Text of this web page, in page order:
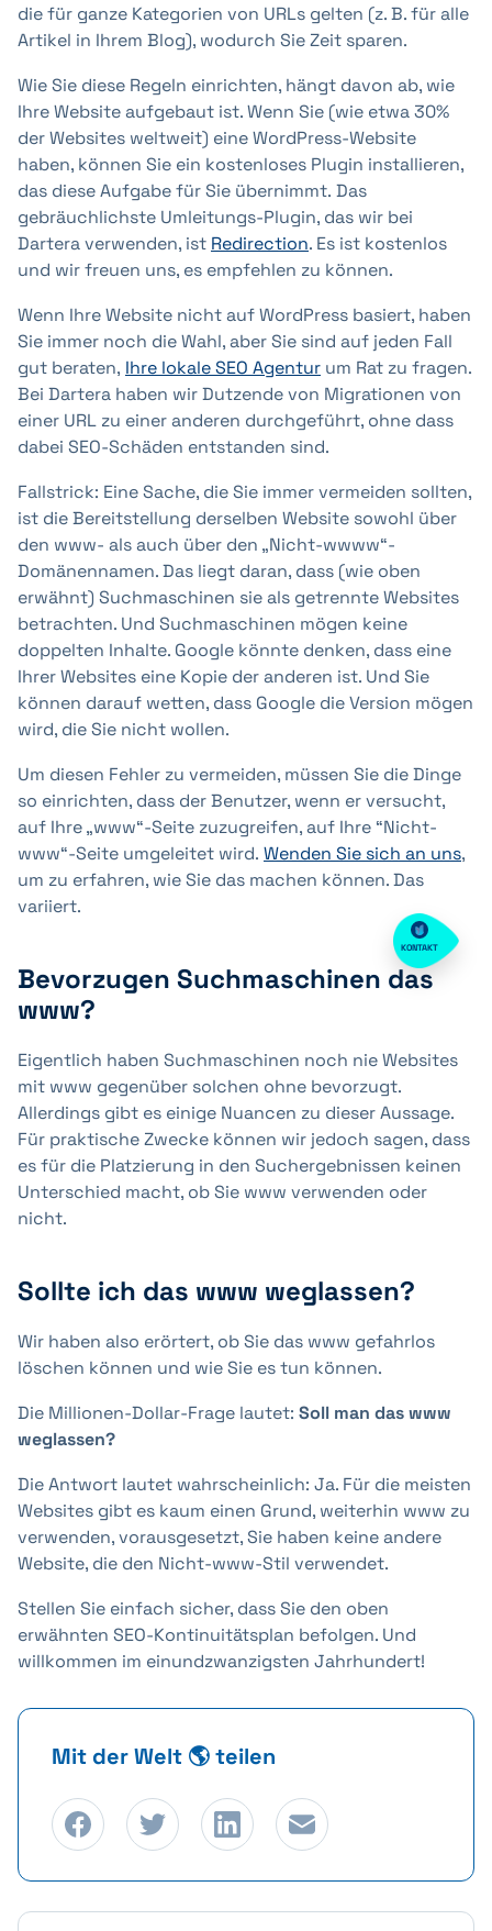
die für ganze Kategorien von URLs gelten (z. B. für alle
Artikel in Ihrem Blog), wodurch Sie Zeit sparen.
Wie Sie diese Regeln einrichten, hängt davon ab, wie
Ihre Website aufgebaut ist. Wenn Sie (wie etwa 30%
der Websites weltweit) eine WordPress-Website
haben, können Sie ein kostenloses Plugin installieren,
das diese Aufgabe für Sie übernimmt. Das
gebräuchlichste Umleitungs-Plugin, das wir bei
Dartera verwenden, ist Redirection. Es ist kostenlos
und wir freuen uns, es empfehlen zu können.
Wenn Ihre Website nicht auf WordPress basiert, haben
Sie immer noch die Wahl, aber Sie sind auf jeden Fall
gut beraten, Ihre lokale SEO Agentur um Rat zu fragen.
Bei Dartera haben wir Dutzende von Migrationen von
einer URL zu einer anderen durchgeführt, ohne dass
dabei SEO-Schäden entstanden sind.
Fallstrick: Eine Sache, die Sie immer vermeiden sollten,
ist die Bereitstellung derselben Website sowohl über
den www- als auch über den „Nicht-wwww“-
Domänennamen. Das liegt daran, dass (wie oben
erwähnt) Suchmaschinen sie als getrennte Websites
betrachten. Und Suchmaschinen mögen keine
doppelten Inhalte. Google könnte denken, dass eine
Ihrer Websites eine Kopie der anderen ist. Und Sie
können darauf wetten, dass Google die Version mögen
wird, die Sie nicht wollen.
Um diesen Fehler zu vermeiden, müssen Sie die Dinge
so einrichten, dass der Benutzer, wenn er versucht,
auf Ihre „www“-Seite zuzugreifen, auf Ihre “Nicht-
www“-Seite umgeleitet wird. Wenden Sie sich an uns,
um zu erfahren, wie Sie das machen können. Das
variiert.
Bevorzugen Suchmaschinen das
www?
Eigentlich haben Suchmaschinen noch nie Websites
mit www gegenüber solchen ohne bevorzugt.
Allerdings gibt es einige Nuancen zu dieser Aussage.
Für praktische Zwecke können wir jedoch sagen, dass
es für die Platzierung in den Suchergebnissen keinen
Unterschied macht, ob Sie www verwenden oder
nicht.
Sollte ich das www weglassen?
Wir haben also erörtert, ob Sie das www gefahrlos
löschen können und wie Sie es tun können.
Die Millionen-Dollar-Frage lautet: Soll man das www
weglassen?
Die Antwort lautet wahrscheinlich: Ja. Für die meisten
Websites gibt es kaum einen Grund, weiterhin www zu
verwenden, vorausgesetzt, Sie haben keine andere
Website, die den Nicht-www-Stil verwendet.
Stellen Sie einfach sicher, dass Sie den oben
erwähnten SEO-Kontinuitätsplan befolgen. Und
willkommen im einundzwanzigsten Jahrhundert!
Mit der Welt 🌎 teilen
KONTAKT